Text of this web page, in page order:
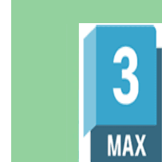
效果图客户端
效果图客户端
效果图客户端
效果图客户端
效果图客户端
效果图客户端
帮助/教程